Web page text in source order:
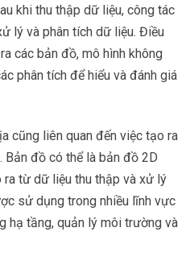
khi thu thập dữ liệu, công tác
lý và phân tích dữ liệu. Điều
các bản đồ, mô hình không
phân tích để hiểu và đánh giá
cũng liên quan đến việc tạo ra
đồ có thể là bản đồ 2D
từ dữ liệu thu thập và xử lý
sử dụng trong nhiều lĩnh vực
hạ tầng, quản lý môi trường và